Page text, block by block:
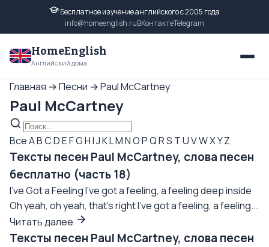
Бесплатное изучение английского с 2005 года
info@homeenglish.ruВКонтактеTelegram
HomeEnglish
Английский дома
Главная →Песни →Paul McCartney
Paul McCartney
ВсеABCDEFGHIJKLMNOPQRS TUVWXYZ
Тексты песен Paul McCartney, слова песен
бесплатно (часть 18)
I've Got a Feeling I've got a feeling, a feeling deep inside
Oh yeah, oh yeah, that's right I've got a feeling, a feeling...
Читать далее
Тексты песен Paul McCartney, слова песен